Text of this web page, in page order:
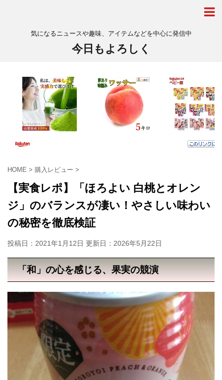
気になるニュースや趣味、アイテムなどを中心に発信中
今日もよろしく
HOME > 購入レビュー >
【実食レポ】「ほろよい 白桃とオレン
ジ」のバランスが凄い！やさしい味わい
の秘密を徹底検証
投稿日：2021年1月12日 更新日： 2026年5月22日
「和」の心を感じる、果実の競演